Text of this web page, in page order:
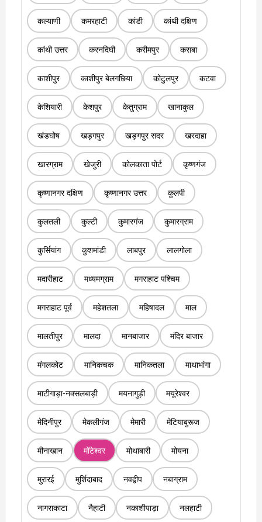
कल्याणी कमरहाटी कांडी कांथी दक्षिण
कांथी उत्तर करनदिघी करीमपुर कसबा
काशीपुर काशीपुर बेलगछिया कोटुलपुर कटवा
केशियारी केशपुर केतुग्राम खानाकुल
खंडघोष खड़गपुर खड़गपुर सदर खरदाहा
खारग्राम खेजुरी कोलकाता पोर्ट कृष्णगंज
कृष्णानगर दक्षिण कृष्णानगर उत्तर कुलपी
कुलतली कुल्टी कुमारगंज कुमारग्राम
कुर्सियांग कुशमांडी लाबपुर लालगोला
मदारीहाट मध्यमग्राम मगराहाट पश्चिम
मगराहाट पूर्व महेशतला महिषादल माल
मालतीपुर मालदा मानबाजार मंदिर बाजार
मंगलकोट मानिकचक मानिकतला माथाभांगा
माटीगाड़ा-नक्सलबाड़ी मयनागुड़ी मयूरेश्वर
मेदिनीपुर मेकलीगंज मेमारी मेटियाबुरूज
मीनाखान मोंटेश्वर मोथाबारी मोयना
मुरारई मुर्शिदाबाद नवद्वीप नबाग्राम
नागराकाटा नैहाटी नकाशीपाड़ा नलहाटी